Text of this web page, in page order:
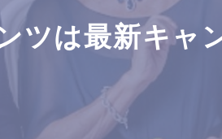
ツは最新キャ